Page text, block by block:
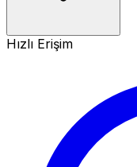
Hızlı Erişim